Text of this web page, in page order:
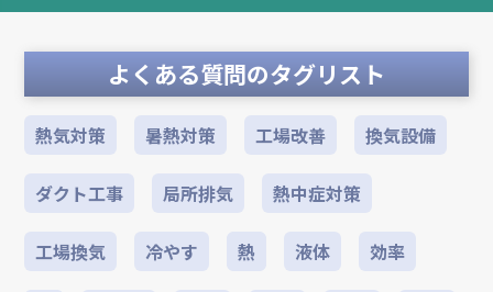
よくある質問のタグリスト
熱気対策 暑熱対策 工場改善 換気設備
ダクト工事 局所排気 熱中症対策
工場換気 冷やす 熱 液体 効率